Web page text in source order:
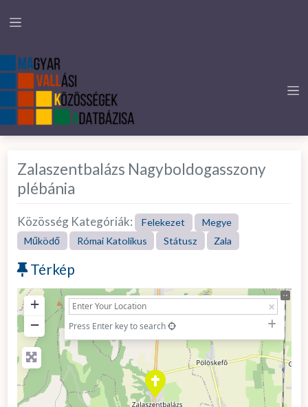
Zalaszentbalázs Nagyboldogasszony
plébánia
Közösség Kategóriák: Felekezet
Megye
Működő
Római Katolikus Státusz Zala
Térkép
+
−
Press Enter key to search